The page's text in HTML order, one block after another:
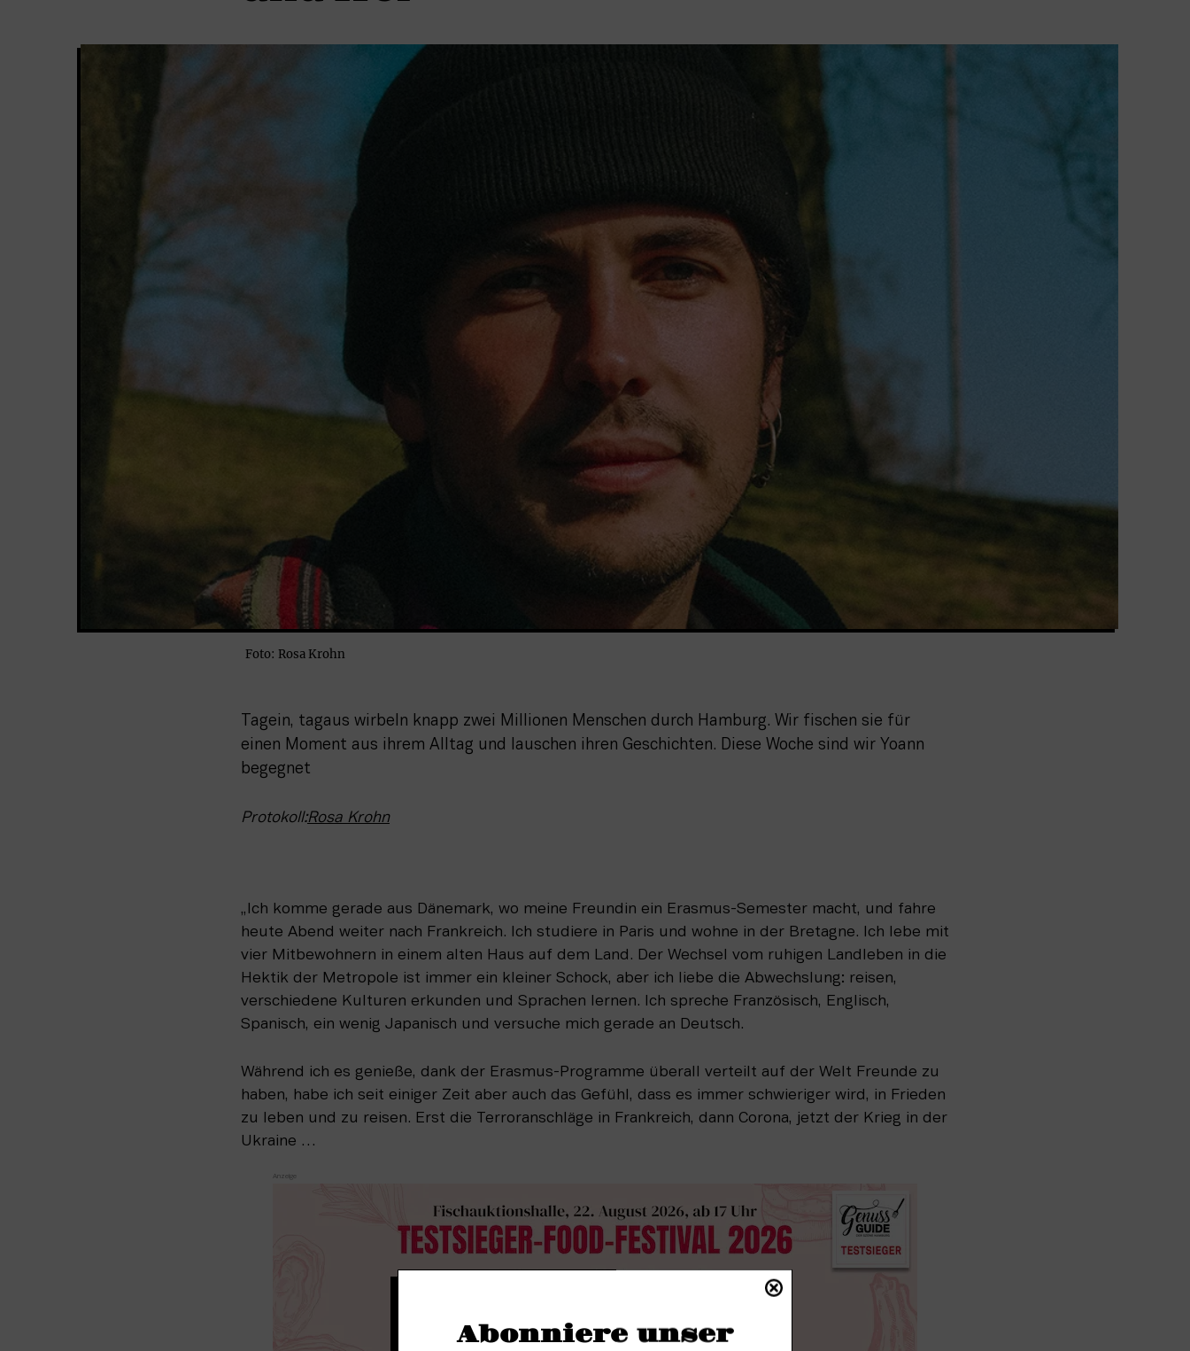
Foto: Rosa Krohn
Tagein, tagaus wirbeln knapp zwei Millionen Menschen durch Hamburg. Wir fischen sie für
einen Moment aus ihrem Alltag und lauschen ihren Geschichten. Diese Woche sind wir Yoann
begegnet
Protokoll:Rosa Krohn
„Ich komme gerade aus Dänemark, wo meine Freundin ein Erasmus-Semester macht, und fahre
heute Abend weiter nach Frankreich. Ich studiere in Paris und wohne in der Bretagne. Ich lebe mit
vier Mitbewohnern in einem alten Haus auf dem Land. Der Wechsel vom ruhigen Landleben in die
Hektik der Metropole ist immer ein kleiner Schock, aber ich liebe die Abwechslung: reisen,
verschiedene Kulturen erkunden und Sprachen lernen. Ich spreche Französisch, Englisch,
Spanisch, ein wenig Japanisch und versuche mich gerade an Deutsch.
Während ich es genieße, dank der Erasmus-Programme überall verteilt auf der Welt Freunde zu
haben, habe ich seit einiger Zeit aber auch das Gefühl, dass es immer schwieriger wird, in Frieden
zu leben und zu reisen. Erst die Terroranschläge in Frankreich, dann Corona, jetzt der Krieg in der
Ukraine …
Abonniere unser